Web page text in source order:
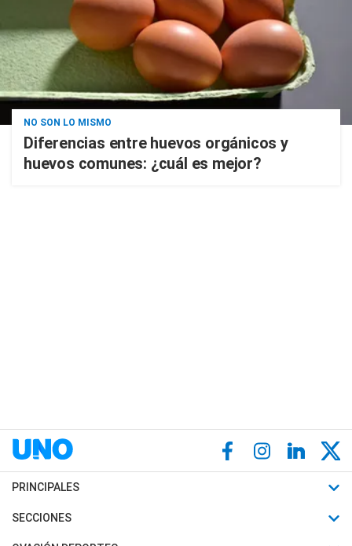
NO SON LO MISMO
Diferencias entre huevos orgánicos y
huevos comunes: ¿cuál es mejor?
PRINCIPALES
Últimas Noticias
Política
SECCIONES